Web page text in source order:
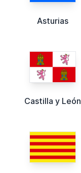
Asturias
Castilla y León